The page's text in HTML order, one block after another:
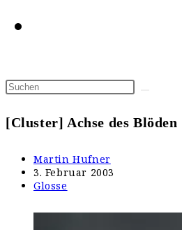
[Cluster] Achse des Blöden
Beitrags-
Autor:
Martin Hufner
Beitrag
veröffentlicht:
3. Februar 2003
Beitrags-
Glosse